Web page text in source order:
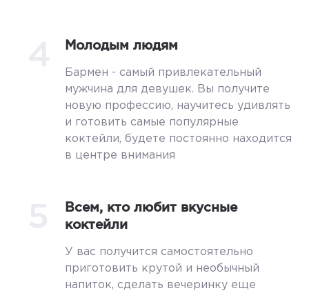
Молодым людям
Бармен - самый привлекательный
мужчина для девушек. Вы получите
новую профессию, научитесь удивлять
и готовить самые популярные
коктейли, будете постоянно находится
в центре внимания
Всем, кто любит вкусные
коктейли
У вас получится самостоятельно
приготовить крутой и необычный
напиток, сделать вечеринку еще